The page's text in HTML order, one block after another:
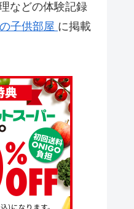
などの体験記録
子供部屋 に掲載